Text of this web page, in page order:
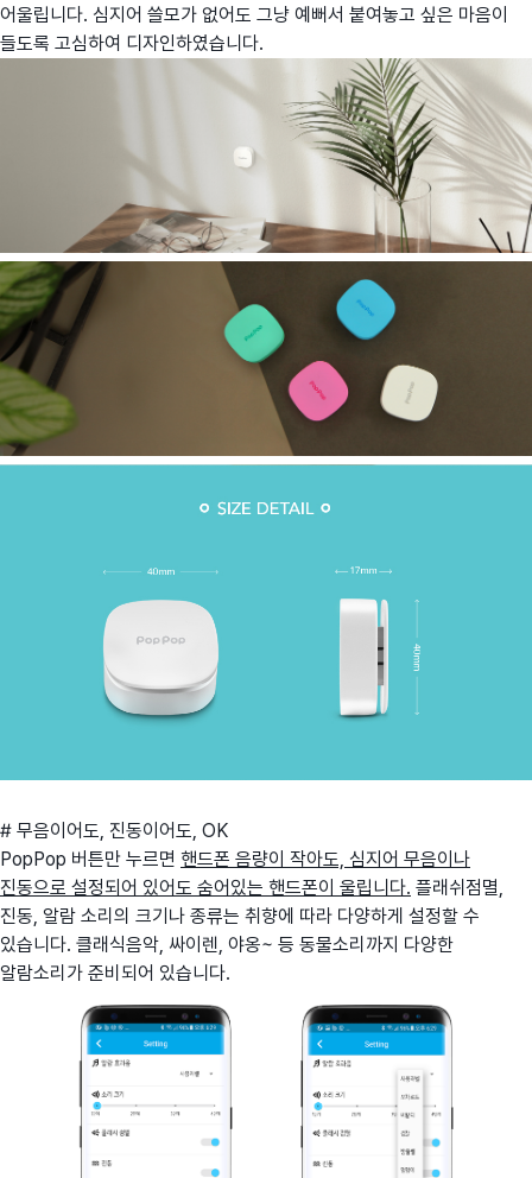
어울립니다. 심지어 쓸모가 없어도 그냥 예뻐서 붙여놓고 싶은 마음이
들도록 고심하여 디자인하였습니다.
# 무음이어도, 진동이어도, OK
PopPop 버튼만 누르면 핸드폰 음량이 작아도, 심지어 무음이나
진동으로 설정되어 있어도 숨어있는 핸드폰이 울립니다. 플래쉬점멸,
진동, 알람 소리의 크기나 종류는 취향에 따라 다양하게 설정할 수
있습니다. 클래식음악, 싸이렌, 야옹~ 등 동물소리까지 다양한
알람소리가 준비되어 있습니다.